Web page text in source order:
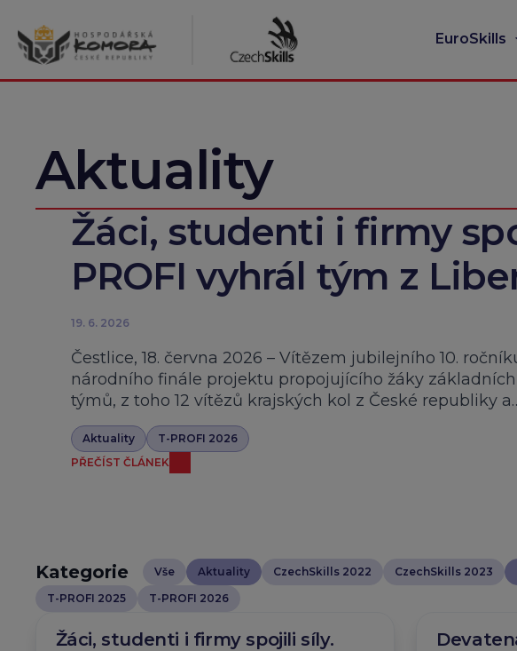
obsah
EuroSkills
Aktuality
Žáci, studenti i firmy
PROFI vyhrál tým z
19. 6. 2026
Čestlice, 18. června 2026 – Vítězem jubilejního 10.
národního finále projektu propojujícího žáky
týmů, z toho 12 vítězů krajských kol z České republiky
Aktuality
T-PROFI 2026
PŘEČÍST ČLÁNEK
Kategorie Vše Aktuality CzechSkills 2022 CzechSkills 2023
T-PROFI 2025
T-PROFI 2026
Žáci, studenti i firmy spojili síly.